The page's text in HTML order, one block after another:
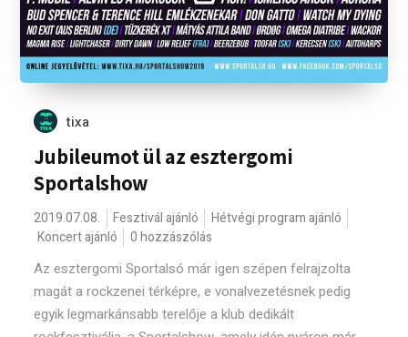
tixa
Jubileumot ül az esztergomi
Sportalshow
2019.07.08. Fesztivál ajánló
Hétvégi program ajánló
Koncert ajánló
0 hozzászólás
Az esztergomi Sportalsó már igen szépen felrajzolta
magát a rockzenei térképre, e vonalvezetésnek pedig
egyik legmarkánsabb terelője a klub dedikált